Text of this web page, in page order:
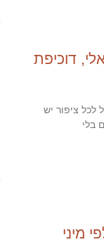
דוכיפת
לכל ציפור יש
בלי
מיני